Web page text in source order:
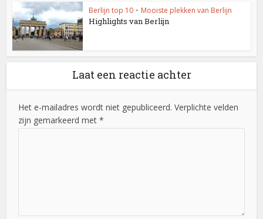
Berlijn top 10 • Mooiste plekken van Berlijn
Highlights van Berlijn
Laat een reactie achter
Het e-mailadres wordt niet gepubliceerd. Verplichte velden
zijn gemarkeerd met *